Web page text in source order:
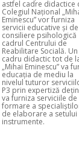
astfel cadre didactice
Colegiul Național
Eminescu” vor furniza
servicii educative și de
consiliere
cadrul Centrului de
Reabilitare Socială. Un
cadru didactic tot de
„Mihai Eminescu” va
educația de mediu la
nivelul tuturor
P3 prin expertiză
va furniza serviciile de
formare a
de elaborare a setului
instrumente.